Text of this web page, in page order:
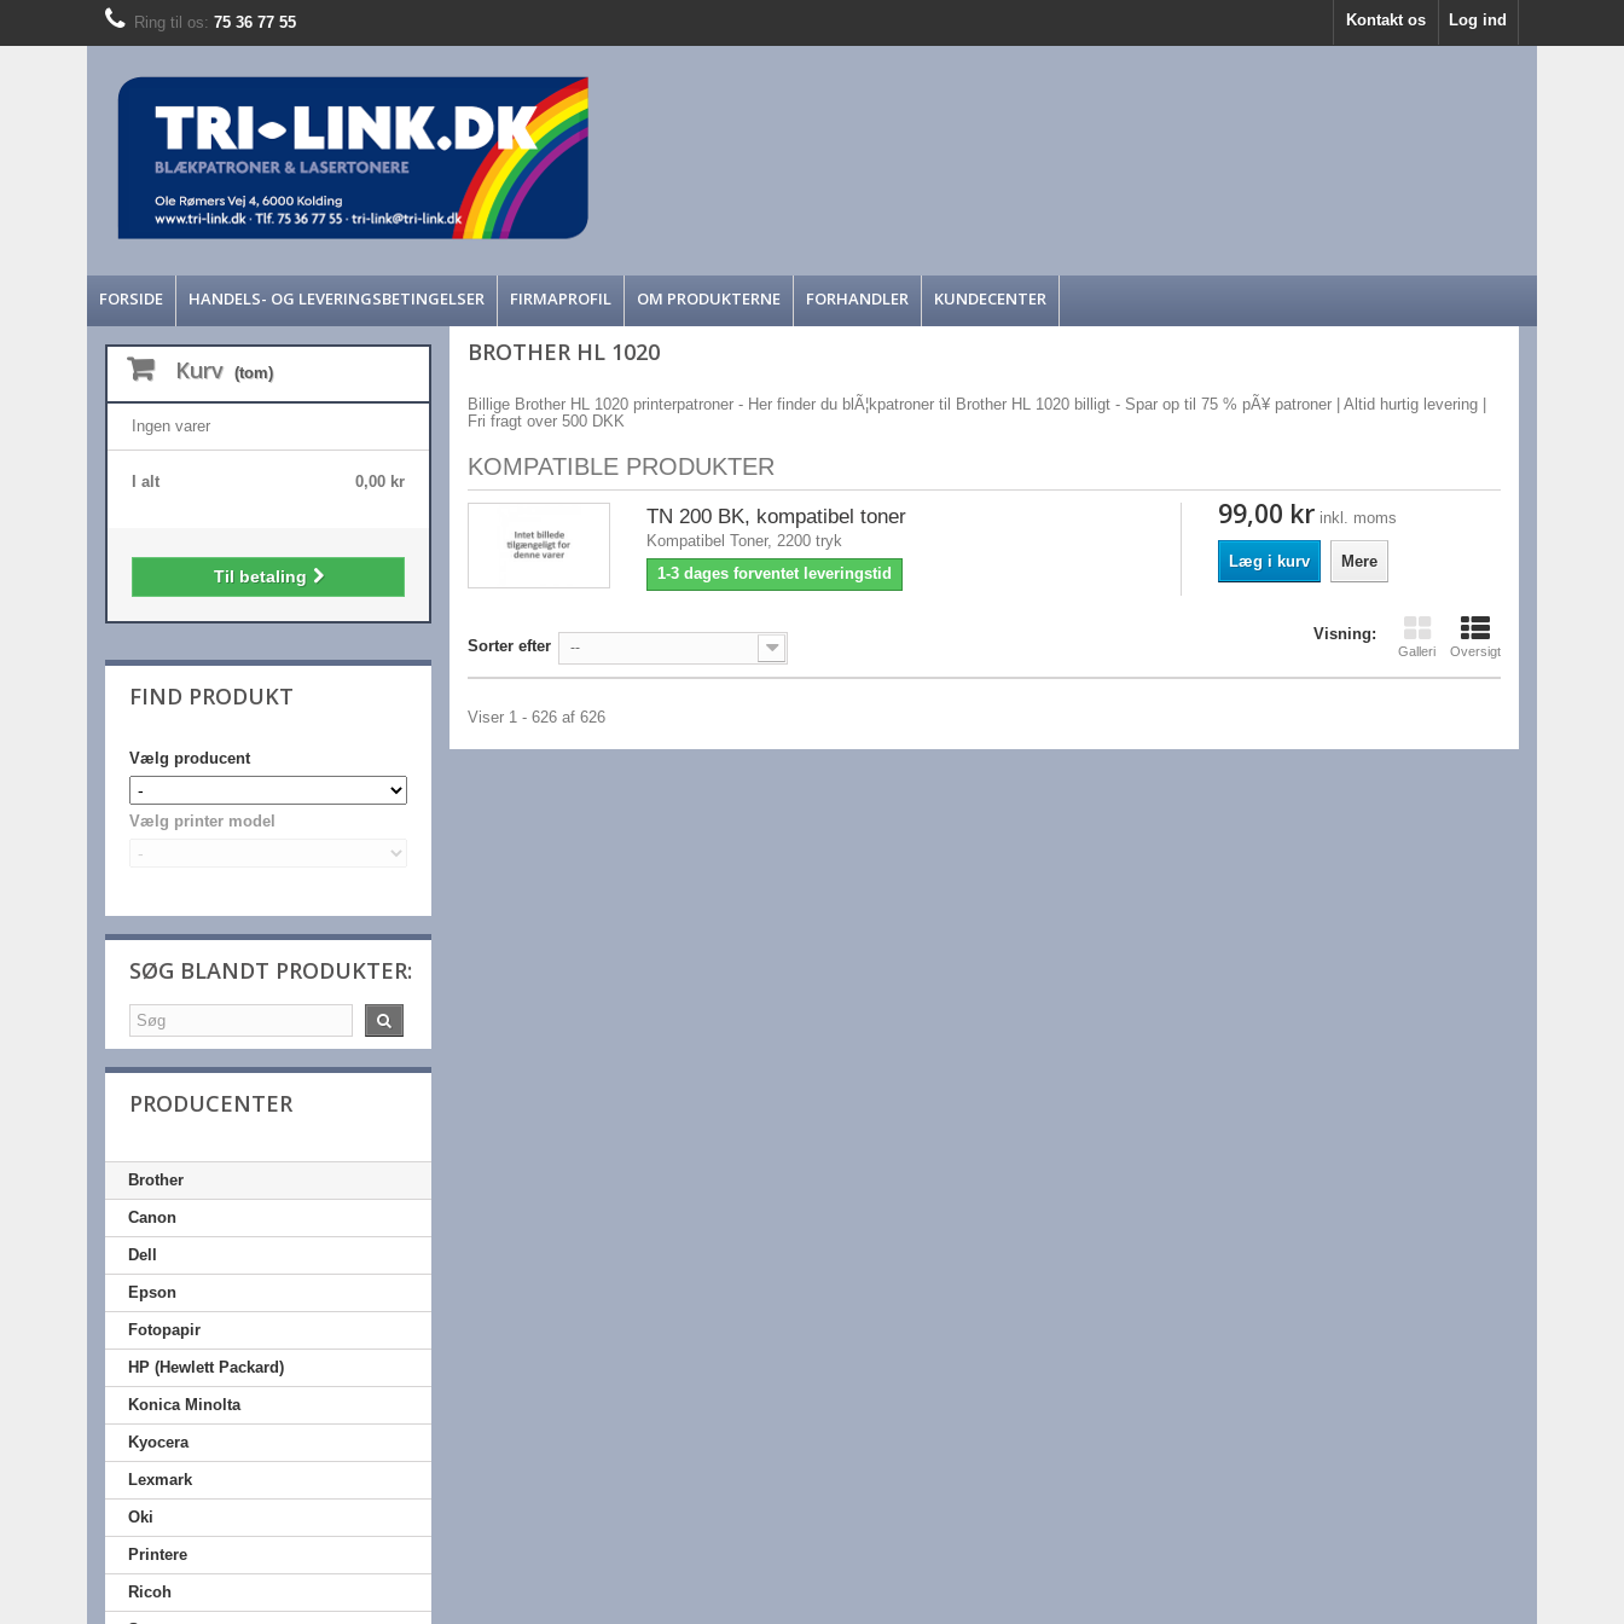
Log ind
Kontakt os
Ring til os: 75 36 77 55
FORSIDE HANDELS- OG LEVERINGSBETINGELSER FIRMAPROFIL OM PRODUKTERNE FORHANDLER KUNDECENTER
Kurv (tom)
Ingen varer
0,00 kr
I alt
Til betaling
FIND PRODUKT
Vælg producent
Vælg printer model
SØG BLANDT PRODUKTER:
PRODUCENTER
Brother
Canon
Dell
Epson
Fotopapir
HP (Hewlett Packard)
Konica Minolta
Kyocera
Lexmark
Oki
Printere
Ricoh
BROTHER HL 1020
Billige Brother HL 1020 printerpatroner - Her finder du blÃ¦kpatroner til Brother HL 1020 billigt - Spar op til 75 % pÃ¥ patroner | Altid hurtig levering |
Fri fragt over 500 DKK
KOMPATIBLE PRODUKTER
TN 200 BK, kompatibel toner
Kompatibel Toner, 2200 tryk
1-3 dages forventet leveringstid
99,00 kr inkl. moms
Læg i kurv Mere
Visning:
Galleri Oversigt
Sorter efter --
Viser 1 - 626 af 626